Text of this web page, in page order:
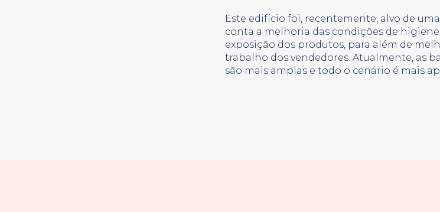
Este edifício foi, recentemente, alvo de
conta a melhoria das condições de
exposição dos produtos, para além de
trabalho dos vendedores. Atualmente, as
são mais amplas e todo o cenário é mais